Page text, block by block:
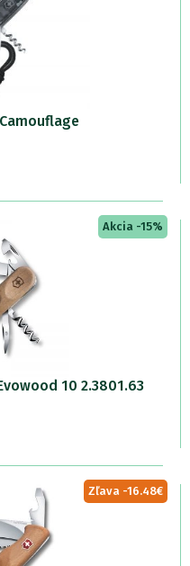
Akcia -15%
10 2.3801.63
Zľava -16.48€